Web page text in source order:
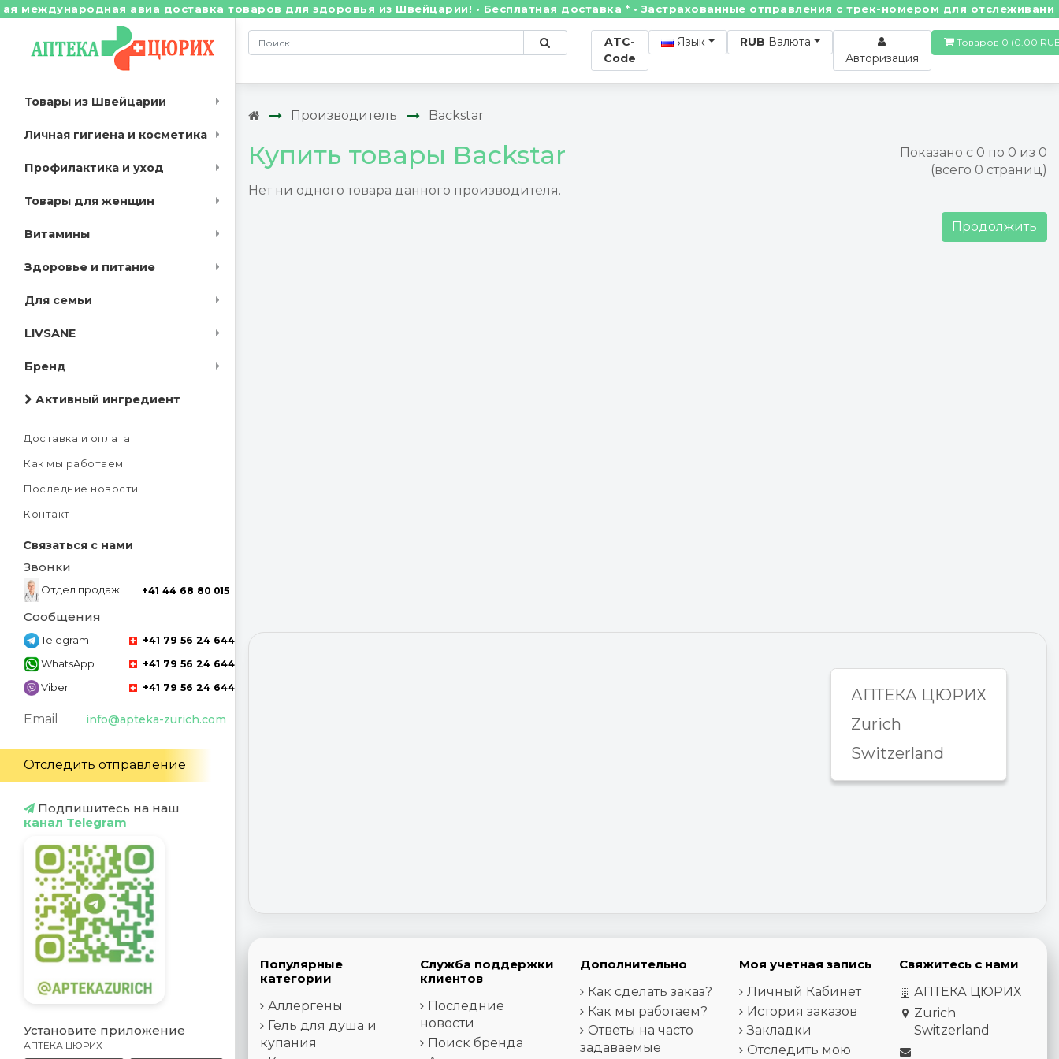
авиа доставка товаров для здоровья из Швейцарии! • Бесплатная доставка * • Застрахованные отправления с трек-номером для
Товары из Швейцарии
Личная гигиена и косметика
Профилактика и уход
Товары для женщин
Витамины
Здоровье и питание
Для семьи
LIVSANE
Бренд
Активный ингредиент
Доставка и оплата
Как мы работаем
Последние новости
Контакт
Связаться с нами
Звонки
Отдел продаж +41 44 68 80 015
Сообщения
Telegram +41 79 56 24 644
WhatsApp +41 79 56 24 644
Viber +41 79 56 24 644
Email info@apteka-zurich.com
Отследить отправление
Подпишитесь на наш
канал Telegram
Установите приложение
АПТЕКА ЦЮРИХ
ATC-
Code
Язык RUB Валюта
Авторизация
Товаров 0
Производитель Backstar
Купить товары Backstar
Показано с 0 по 0 из 0
(всего 0 страниц)
Нет ни одного товара данного производителя.
Продолжить
АПТЕКА ЦЮРИХ
Zurich
Switzerland
Популярные
категории
Аллергены
Гель для душа и
купания
Служба поддержки
клиентов
Последние
новости
Поиск бренда
Дополнительно
Как сделать заказ?
Как мы работаем?
Ответы на часто
задаваемые
Моя учетная запись
Личный Кабинет
История заказов
Закладки
Отследить мою
Свяжитесь с нами
АПТЕКА ЦЮРИХ
Zurich
Switzerland